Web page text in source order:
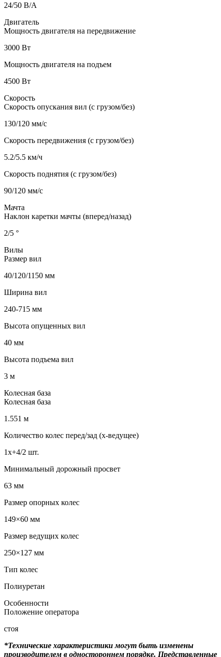
24/50 В/А
Двигатель
Мощность двигателя на передвижение
3000 Вт
Мощность двигателя на подъем
4500 Вт
Скорость
Скорость опускания вил (с грузом/без)
130/120 мм/с
Скорость передвижения (с грузом/без)
5.2/5.5 км/ч
Скорость поднятия (с грузом/без)
90/120 мм/с
Мачта
Наклон каретки мачты (вперед/назад)
2/5 °
Вилы
Размер вил
40/120/1150 мм
Ширина вил
240-715 мм
Высота опущенных вил
40 мм
Высота подъема вил
3 м
Колесная база
Колесная база
1.551 м
Количество колес перед/зад (x-ведущее)
1x+4/2 шт.
Минимальный дорожный просвет
63 мм
Размер опорных колес
149×60 мм
Размер ведущих колес
250×127 мм
Тип колес
Полиуретан
Особенности
Положение оператора
стоя
*Технические характеристики могут быть изменены
производителем в одностороннем порядке. Представленные